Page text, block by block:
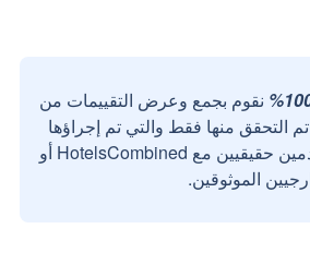
نقوم بجمع وعرض التقييمات من
التحقق منها فقط والتي تم إجراؤها
بواسطة مستخدمين حقيقيين مع HotelsCombined أو
الموثوقين.